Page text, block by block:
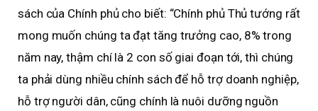
sách của Chính phủ cho biết: “Chính phủ Thủ tướng rất
mong muốn chúng ta đạt tăng trưởng cao, 8% trong
năm nay, thậm chí là 2 con số giai đoạn tới, thì chúng
ta phải dùng nhiều chính sách để hỗ trợ doanh nghiệp,
hỗ trợ người dân, cũng chính là nuôi dưỡng nguồn